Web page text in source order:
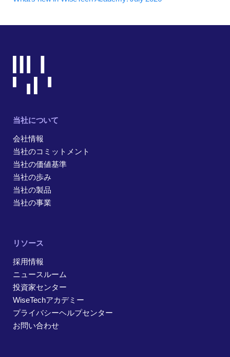
当社について
会社情報
当社のコミットメント
当社の価値基準
当社の歩み
当社の製品
当社の事業
リソース
採用情報
ニュースルーム
投資家センター
WiseTechアカデミー
プライバシーヘルプセンター
お問い合わせ